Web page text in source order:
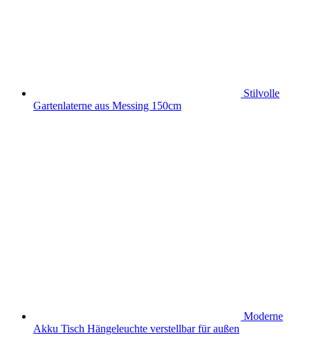
Stilvolle
Gartenlaterne aus Messing 150cm
Moderne
Akku Tisch Hängeleuchte verstellbar für außen